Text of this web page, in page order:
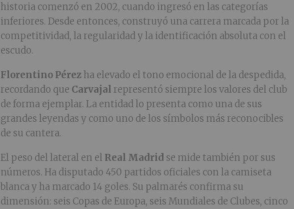
historia comenzó en 2002, cuando ingresó en las categorías
inferiores. Desde entonces, construyó una carrera marcada por la
competitividad, la regularidad y la identificación absoluta con el
escudo.
Florentino Pérez ha elevado el tono emocional de la despedida,
recordando que Carvajal representó siempre los valores del club
de forma ejemplar. La entidad lo presenta como una de sus
grandes leyendas y como uno de los símbolos más reconocibles
de su cantera.
El peso del lateral en el Real Madrid se mide también por sus
números. Ha disputado 450 partidos oficiales con la camiseta
blanca y ha marcado 14 goles. Su palmarés confirma su
dimensión: seis Copas de Europa, seis Mundiales de Clubes, cinco